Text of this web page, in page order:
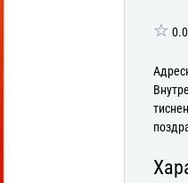
☆